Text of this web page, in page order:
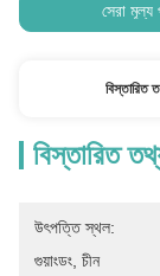
সেরা মূল্য
বিস্তারিত
বিস্তারিত
উৎপত্তি স্থল:
গুয়াংডং, চীন